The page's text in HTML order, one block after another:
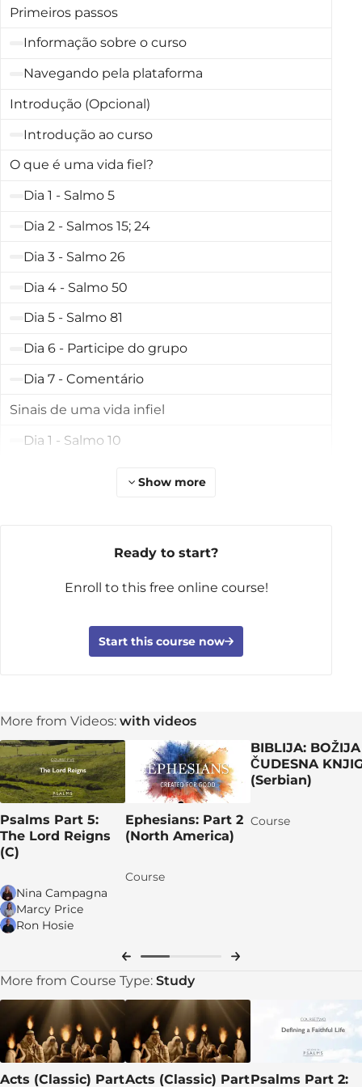
Primeiros passos
Informação sobre o curso
Navegando pela plataforma
Introdução (Opcional)
Introdução ao curso
O que é uma vida fiel?
Dia 1 - Salmo 5
Dia 2 - Salmos 15; 24
Dia 3 - Salmo 26
Dia 4 - Salmo 50
Dia 5 - Salmo 81
Dia 6 - Participe do grupo
Dia 7 - Comentário
Sinais de uma vida infiel
Dia 1 - Salmo 10
Dia 5 - Salmo 82
Dia 6 - Participe do grupo
Dia 7 - Comentário
Lidando com a mágoa
Dia 2 - Salmo 35
Dia 3 - Salmo 70
Dia 4 - Salmo 140
Dia 5 - Lucas 6:27-36
Dia 6 - Participe do grupo
Salmos que ensinam
Dia 1 - Salmo 37
Dia 2 - Salmo 49
Dia 3 - Salmo 112
Dia 4 - Salmos 127-128
Dia 5 - Salmo 133
Dia 6 - Participe do grupo
Show more
Ready to start?
Enroll to this free online course!
Start this course now
More from Videos: with videos
Psalms Part 5:
The Lord Reigns
(C)
Nina Campagna
Marcy Price
Ron Hosie
Ephesians: Part 2
(North America)
Course
BIBLIJA: BOŽIJA
ČUDESNA
(Serbian)
Course
More from Course Type: Study
Acts (Classic) PartActs (Classic) PartPsalms Part 2: